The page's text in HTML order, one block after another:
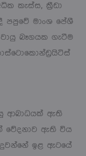
කැස්ස, ක්‍රීඩා
පපුවේ මාංශ පේශී
බෑගයක ගැටීම
ආබාධයක් ඇති
වේදනාව ඇති විය
ඉළ ඇටයේ